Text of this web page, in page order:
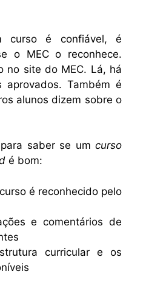
curso é confiável, é
o MEC o reconhece.
no site do MEC. Lá, há
Também é
alunos dizem sobre o
saber se um curso
é bom:
é reconhecido pelo
e comentários de
curricular e os